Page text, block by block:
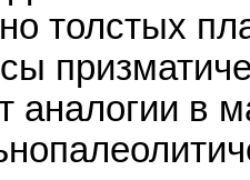
толстых
аналогии в